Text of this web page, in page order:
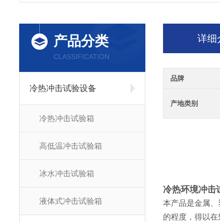
产品分类
CLASSIFICATION
冷热冲击试验设备
冷热冲击试验箱
高低温冲击试验箱
冰水冲击试验箱
液体式冲击试验箱
详细
品牌
产地类别
冷热环境冲击
本产品是金属
的程度，得以